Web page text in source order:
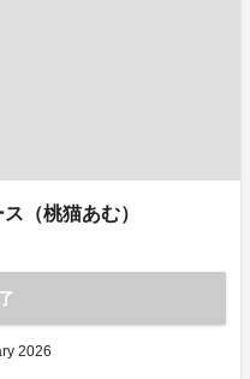
（桃猫あむ）
2026